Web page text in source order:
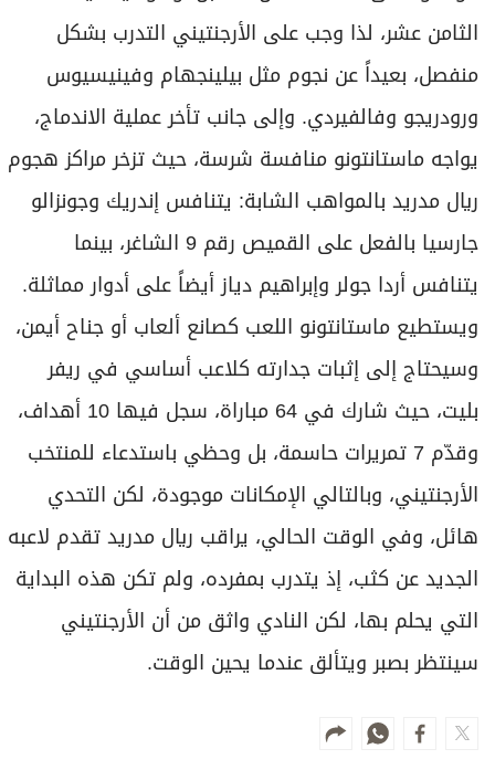
الثامن عشر، لذا وجب على الأرجنتيني التدرب بشكل
منفصل، بعيداً عن نجوم مثل بيلينجهام وفينيسيوس
ورودريجو وفالفيردي. وإلى جانب تأخر عملية الاندماج،
يواجه ماستانتونو منافسة شرسة، حيث تزخر مراكز هجوم
ريال مدريد بالمواهب الشابة: يتنافس إندريك وجونزالو
جارسيا بالفعل على القميص رقم 9 الشاغر، بينما
يتنافس أردا جولر وإبراهيم دياز أيضاً على أدوار مماثلة.
ويستطيع ماستانتونو اللعب كصانع ألعاب أو جناح أيمن،
وسيحتاج إلى إثبات جدارته كلاعب أساسي في ريفر
بليت، حيث شارك في 64 مباراة، سجل فيها 10 أهداف،
وقدّم 7 تمريرات حاسمة، بل وحظي باستدعاء للمنتخب
الأرجنتيني، وبالتالي الإمكانات موجودة، لكن التحدي
هائل، وفي الوقت الحالي، يراقب ريال مدريد تقدم لاعبه
الجديد عن كثب، إذ يتدرب بمفرده، ولم تكن هذه البداية
التي يحلم بها، لكن النادي واثق من أن الأرجنتيني
سينتظر بصبر ويتألق عندما يحين الوقت.